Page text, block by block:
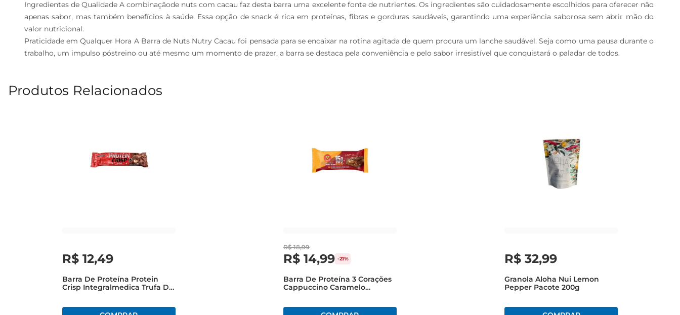
Ingredientes de Qualidade A combinaçãode nuts com cacau faz desta barra uma excelente fonte de nutrientes. Os ingredientes são cuidadosamente escolhidos para oferecer não
apenas sabor, mas também benefícios à saúde. Essa opção de snack é rica em proteínas, fibras e gorduras saudáveis, garantindo uma experiência saborosa sem abrir mão do
valor nutricional.
Praticidade em Qualquer Hora A Barra de Nuts Nutry Cacau foi pensada para se encaixar na rotina agitada de quem procura um lanche saudável. Seja como uma pausa durante o
trabalho, um impulso póstreino ou até mesmo um momento de prazer, a barra se destaca pela conveniência e pelo sabor irresistível que conquistará o paladar de todos.
Produtos Relacionados
R$ 12,49
Barra De Proteína Protein
Crisp Integralmedica Trufa De
R$ 18,99
R$ 14,99 -21%
Barra De Proteína 3 Corações
Cappuccino Caramelo
R$ 32,99
Granola Aloha Nui Lemon
Pepper Pacote 200g